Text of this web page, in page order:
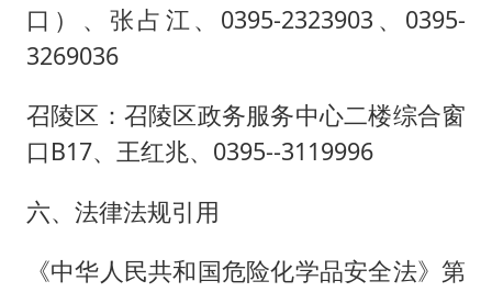
口）、张占江、0395-2323903、0395-
3269036
召陵区：召陵区政务服务中心二楼综合窗
口B17、王红兆、0395--3119996
六、法律法规引用
《中华人民共和国危险化学品安全法》第